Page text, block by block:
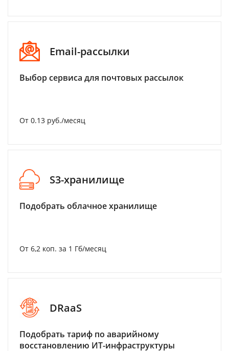
Email-рассылки
Выбор сервиса для почтовых рассылок
От 0.13 руб./месяц
S3-хранилище
Подобрать облачное хранилище
От 6,2 коп. за 1 Гб/месяц
DRaaS
Подобрать тариф по аварийному
восстановлению ИТ-инфраструктуры